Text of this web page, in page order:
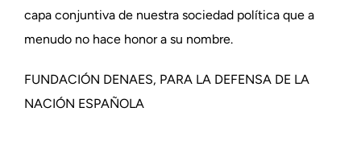
capa conjuntiva de nuestra sociedad política que a
menudo no hace honor a su nombre.
FUNDACIÓN DENAES, PARA LA DEFENSA DE LA
NACIÓN ESPAÑOLA